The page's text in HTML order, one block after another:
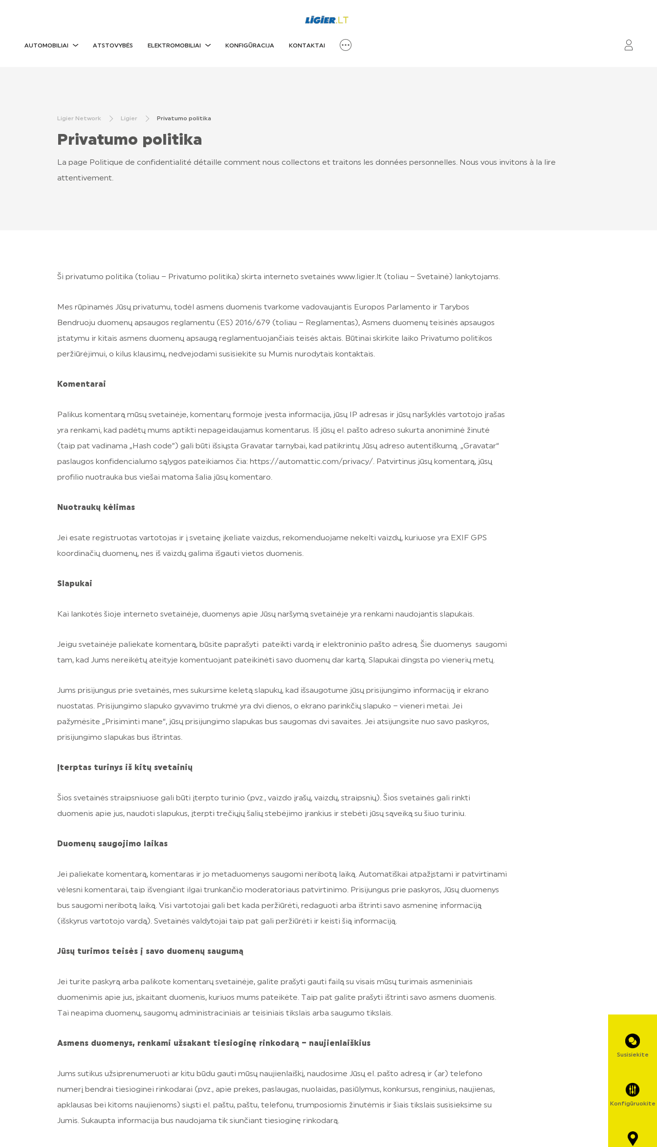
AUTOMOBILIAI ATSTOVYBĖS ELEKTROMOBILIAI KONFIGŪRACIJA KONTAKTAI
Ligier Network Ligier Privatumo politika
Privatumo politika
La page Politique de confidentialité détaille comment nous collectons et traitons les données personnelles. Nous vous invitons à la lire
attentivement.
Ši privatumo politika (toliau – Privatumo politika) skirta interneto svetainės www.ligier.lt (toliau – Svetainė) lankytojams.
Mes rūpinamės Jūsų privatumu, todėl asmens duomenis tvarkome vadovaujantis Europos Parlamento ir Tarybos
Bendruoju duomenų apsaugos reglamentu (ES) 2016/679 (toliau – Reglamentas), Asmens duomenų teisinės apsaugos
įstatymu ir kitais asmens duomenų apsaugą reglamentuojančiais teisės aktais. Būtinai skirkite laiko Privatumo politikos
peržiūrėjimui, o kilus klausimų, nedvejodami susisiekite su Mumis nurodytais kontaktais.
Komentarai
Palikus komentarą mūsų svetainėje, komentarų formoje įvesta informacija, jūsų IP adresas ir jūsų naršyklės vartotojo įrašas
yra renkami, kad padėtų mums aptikti nepageidaujamus komentarus. Iš jūsų el. pašto adreso sukurta anoniminė žinutė
(taip pat vadinama „Hash code”) gali būti išsiųsta Gravatar tarnybai, kad patikrintų Jūsų adreso autentiškumą. „Gravatar“
paslaugos konfidencialumo sąlygos pateikiamos čia: https://automattic.com/privacy/. Patvirtinus jūsų komentarą, jūsų
profilio nuotrauka bus viešai matoma šalia jūsų komentaro.
Nuotraukų kėlimas
Jei esate registruotas vartotojas ir į svetainę įkeliate vaizdus, rekomenduojame nekelti vaizdų, kuriuose yra EXIF GPS
koordinačių duomenų, nes iš vaizdų galima išgauti vietos duomenis.
Slapukai
Kai lankotės šioje interneto svetainėje, duomenys apie Jūsų naršymą svetainėje yra renkami naudojantis slapukais.
Jeigu svetainėje paliekate komentarą, būsite paprašyti pateikti vardą ir elektroninio pašto adresą. Šie duomenys saugomi
tam, kad Jums nereikėtų ateityje komentuojant pateikinėti savo duomenų dar kartą. Slapukai dingsta po vienerių metų.
Jums prisijungus prie svetainės, mes sukursime keletą slapukų, kad išsaugotume jūsų prisijungimo informaciją ir ekrano
nuostatas. Prisijungimo slapuko gyvavimo trukmė yra dvi dienos, o ekrano parinkčių slapuko – vieneri metai. Jei
pažymėsite „Prisiminti mane“, jūsų prisijungimo slapukas bus saugomas dvi savaites. Jei atsijungsite nuo savo paskyros,
prisijungimo slapukas bus ištrintas.
Įterptas turinys iš kitų svetainių
Šios svetainės straipsniuose gali būti įterpto turinio (pvz., vaizdo įrašų, vaizdų, straipsnių). Šios svetainės gali rinkti
duomenis apie jus, naudoti slapukus, įterpti trečiųjų šalių stebėjimo įrankius ir stebėti jūsų sąveiką su šiuo turiniu.
Duomenų saugojimo laikas
Jei paliekate komentarą, komentaras ir jo metaduomenys saugomi neribotą laiką. Automatiškai atpažįstami ir patvirtinami
vėlesni komentarai, taip išvengiant ilgai trunkančio moderatoriaus patvirtinimo. Prisijungus prie paskyros, Jūsų duomenys
bus saugomi neribotą laiką. Visi vartotojai gali bet kada peržiūrėti, redaguoti arba ištrinti savo asmeninę informaciją
(išskyrus vartotojo vardą). Svetainės valdytojai taip pat gali peržiūrėti ir keisti šią informaciją.
Jūsų turimos teisės į savo duomenų saugumą
Jei turite paskyrą arba palikote komentarų svetainėje, galite prašyti gauti failą su visais mūsų turimais asmeniniais
duomenimis apie jus, įskaitant duomenis, kuriuos mums pateikėte. Taip pat galite prašyti ištrinti savo asmens duomenis.
Tai neapima duomenų, saugomų administraciniais ar teisiniais tikslais arba saugumo tikslais.
Asmens duomenys, renkami užsakant tiesioginę rinkodarą – naujienlaiškius
Jums sutikus užsiprenumeruoti ar kitu būdu gauti mūsų naujienlaiškį, naudosime Jūsų el. pašto adresą ir (ar) telefono
numerį bendrai tiesioginei rinkodarai (pvz., apie prekes, paslaugas, nuolaidas, pasiūlymus, konkursus, renginius, naujienas,
apklausas bei kitoms naujienoms) siųsti el. paštu, paštu, telefonu, trumposiomis žinutėmis ir šiais tikslais susisieksime su
Jumis. Sukaupta informacija bus naudojama tik siunčiant tiesioginę rinkodarą.
Susisiekite
Konfigūruokite